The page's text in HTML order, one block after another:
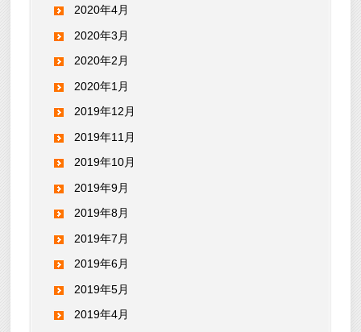
2020年4月
2020年3月
2020年2月
2020年1月
2019年12月
2019年11月
2019年10月
2019年9月
2019年8月
2019年7月
2019年6月
2019年5月
2019年4月